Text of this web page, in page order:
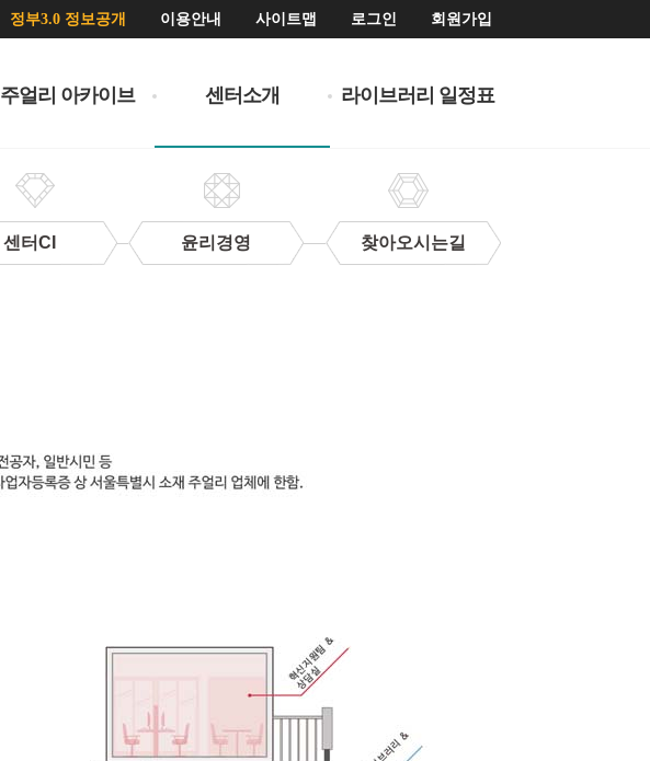
정부3.0 정보공개 이용안내 사이트맵 로그인 회원가입
주얼리 아카이브 센터소개 라이브러리 일정표
센터CI 윤리경영 찾아오시는길